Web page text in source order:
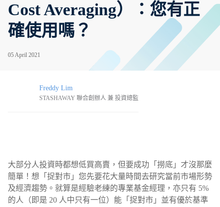
Cost Averaging）：您有正
確使用嗎？
05 April 2021
Freddy Lim
STASHAWAY 聯合創辦人 兼 投資總監
大部分人投資時都想低買高賣，但要成功「撈底」才沒那麼
簡單！想「捉對市」您先要花大量時間去研究當前市場形勢
及經濟趨勢。就算是經驗老練的專業基金經理，亦只有 5%
的人（即是 20 人中只有一位）能「捉對市」並有優於基準